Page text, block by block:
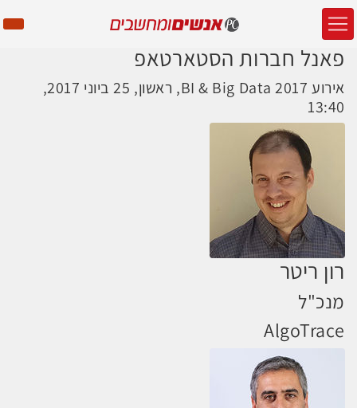
פאנל חברות הסטארטאפ
אירוע BI & Big Data 2017, ראשון, 25 ביוני 2017,
13:40
רון ריטר
מנכ"ל
AlgoTrace